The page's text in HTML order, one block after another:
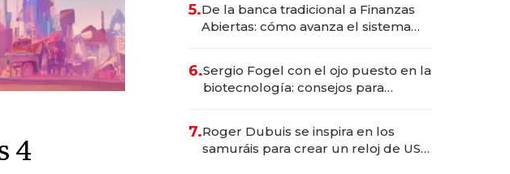
4
5.De la banca tradicional a Finanzas
Abiertas: cómo avanza el sistema
6.Sergio Fogel con el ojo puesto en la
biotecnología: consejos para
7.Roger Dubuis se inspira en los
samuráis para crear un reloj de US$